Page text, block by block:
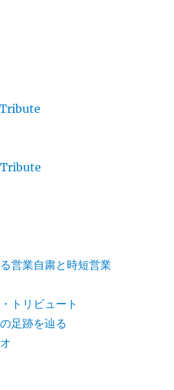
営業自粛と時短営業
トリビュート
足跡を辿る